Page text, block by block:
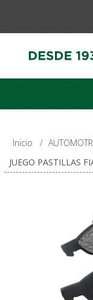
Inicio /
JUEGO PASTILLAS